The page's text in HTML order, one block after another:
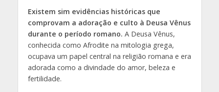
Existem sim evidências históricas que
comprovam a adoração e culto à Deusa Vênus
durante o período romano. A Deusa Vênus,
conhecida como Afrodite na mitologia grega,
ocupava um papel central na religião romana e era
adorada como a divindade do amor, beleza e
fertilidade.